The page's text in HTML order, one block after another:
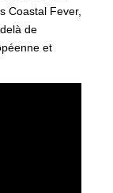
Coastal Fever,
de
et